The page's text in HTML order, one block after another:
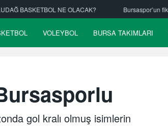
NE OLACAK? Bursaspor’un fikstürü çekiliyor
VOLEYBOL BURSA TAKIMLARI
gol kralı olmuş isimlerin